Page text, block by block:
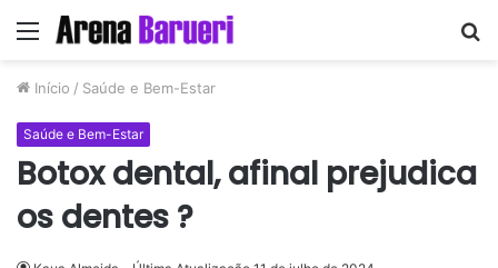
Menu
Início / Saúde e Bem-Estar
Saúde e Bem-Estar
Botox dental, afinal prejudica
os dentes ?